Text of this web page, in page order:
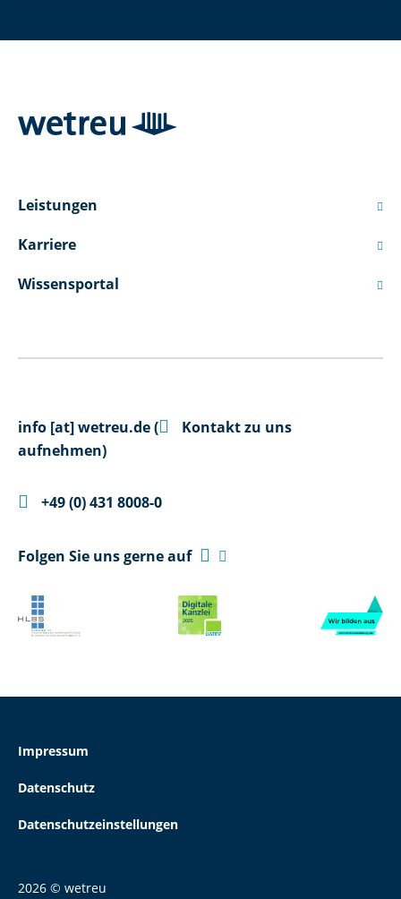
Leistungen 
Karriere 
Wissensportal 
info [at]wetreu.de(
Kontakt zu uns
aufnehmen)
 +49 (0) 431 8008-0
Folgen Sie uns gerne auf  
2026 © wetreu
Impressum
Datenschutz
Datenschutzeinstellungen